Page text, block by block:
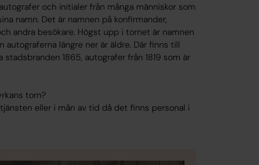
och initialer från många människor som
namn. Det är namnen på konfirmander,
andra besökare. Högst upp i tornet är namnen
längre ner är äldre. Där finns till
1865, autografer från 1819 som är
torn?
eller i mån av tid då det finns personal i